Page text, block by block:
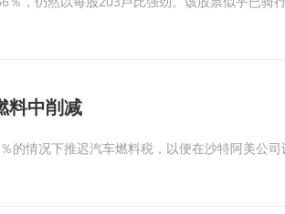
料中削减
的情况下推迟汽车燃料税，以便在沙特阿美公